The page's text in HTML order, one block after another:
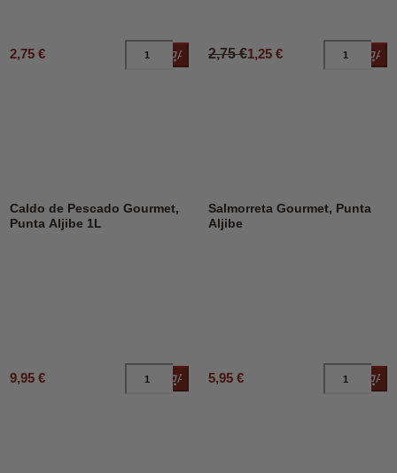
2,75 € Añadir al carrito
2,75 €1,25 €
Caldo de Pescado Gourmet,
Punta Aljibe 1L
9,95 € Añadir al carrito
Salmorreta Gourmet, Punta
Aljibe
5,95 €